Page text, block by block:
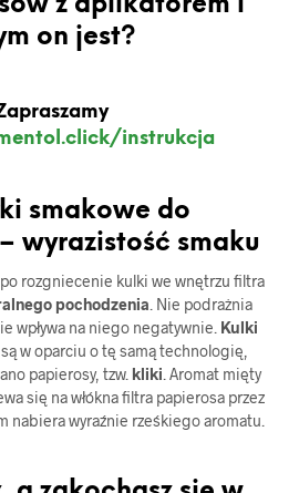
on jest?
instrukcja
smakowe do
wyrazistość smaku
rozgniecenie kulki we wnętrzu filtra
pochodzenia . Nie podrażnia
wpływa na niego negatywnie. Kulki
w oparciu o tę samą technologię,
papierosy, tzw. kliki . Aromat mięty
się na włókna filtra papierosa przez
nabiera wyraźnie rześkiego aromatu.